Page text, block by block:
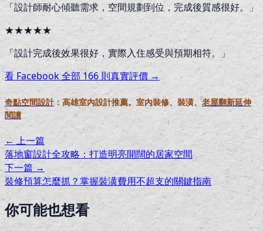
「設計師耐心傾聽需求，空間規劃到位，完成後質感很好。」
★★★★★
「設計完成後效果很好，實際入住感受與預期相符。
」
看 Facebook 全部166 則真實評價 →
奇點空間設計 ：高雄室內設計推薦。室內裝修、裝潢、老屋翻新延伸
閱讀
← 上一篇
落地窗設計全攻略：打造明亮開闊的居家空間
下一篇 →
裝修預算怎麼抓？掌握裝潢費用不超支的關鍵指南
你可能也想看